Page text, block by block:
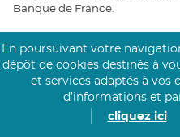
Banque de France.
NOS PARTENAIRES
En poursuivant votre
dépôt de cookies destinés à
et services adaptés à vos
d’informations et
cliquez ici